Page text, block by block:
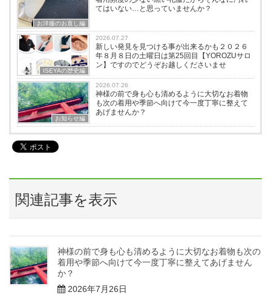
お洋服のお直し編
てはいない…と思っていませんか？
ISEYAの歴史編
2026.07.27
新しい発見を見つける事が出来るかも２０２６
年８月８日の土曜日は第25回目【YOROZUサロ
ン】ですのでどうぞお越しくださいませ
お知らせ編
2026.07.26
神様の前で身も心も清めるように大切なお着物
も次の着用や季節へ向けて今一度丁寧に整えて
あげませんか？
関連記事を表示
神様の前で身も心も清めるように大切なお着物も次の
着用や季節へ向けて今一度丁寧に整えてあげません
か？
2026年7月26日